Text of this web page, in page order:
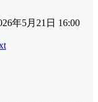
年5月21日 16:00